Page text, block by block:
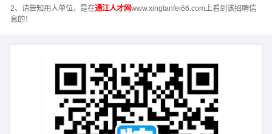
2、请告知用人单位，是在通江人才网www.xingtanfei66.com上看到该招聘信
息的！